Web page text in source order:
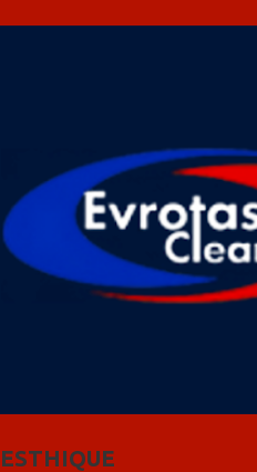
ESTHIQUE